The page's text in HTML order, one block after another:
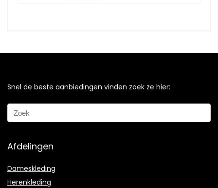
Snel de beste aanbiedingen vinden zoek ze hier:
Afdelingen
Dameskleding
Herenkleding